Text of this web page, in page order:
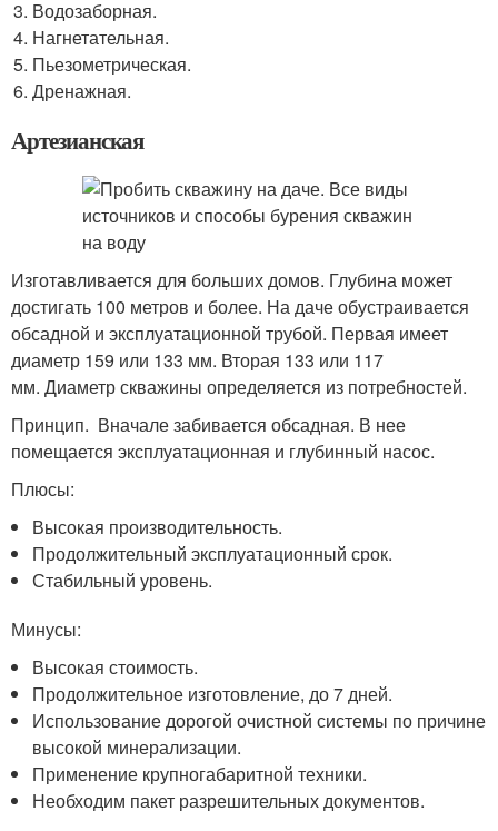
Водозаборная.
Нагнетательная.
Пьезометрическая.
Дренажная.
Артезианская
Изготавливается для больших домов. Глубина может
достигать 100 метров и более. На даче обустраивается
обсадной и эксплуатационной трубой. Первая имеет
диаметр 159 или 133 мм. Вторая 133 или 117
мм. Диаметр скважины определяется из потребностей.
Принцип. Вначале забивается обсадная. В нее
помещается эксплуатационная и глубинный насос.
Плюсы:
Высокая производительность.
Продолжительный эксплуатационный срок.
Стабильный уровень.
Минусы:
Высокая стоимость.
Продолжительное изготовление, до 7 дней.
Использование дорогой очистной системы по причине
высокой минерализации.
Применение крупногабаритной техники.
Необходим пакет разрешительных документов.